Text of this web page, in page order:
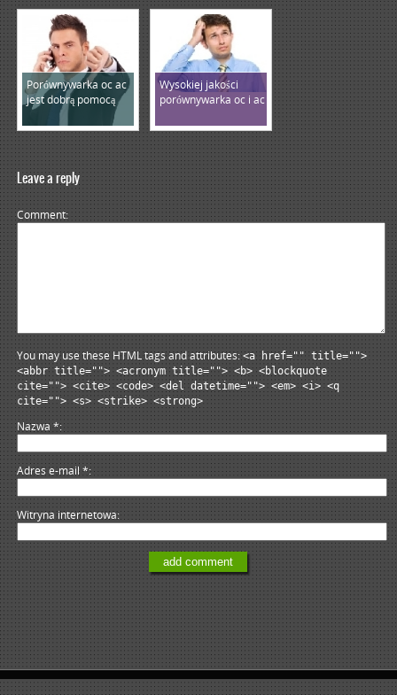
Porównywarka oc ac
jest dobrą pomocą
Wysokiej jakości
porównywarka oc i ac
Leave a reply
Comment
You may use these HTML tags and attributes:<a href="" title="">
<abbr title=""> <acronym title=""> <b> <blockquote
cite=""> <cite> <code> <del datetime=""> <em> <i> <q
cite=""> <s> <strike> <strong>
Nazwa*
Adres e-mail*
Witryna internetowa